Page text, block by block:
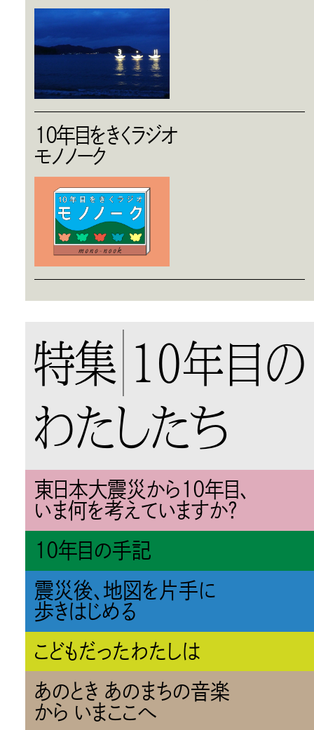
10年目をきくラジオ
モノノーク
特集 10年目の
わたしたち
東日本大震災から10年目、
いま何を考えていますか？
10年目の手記
震災後、地図を片手に
歩きはじめる
こどもだったわたしは
あのとき あのまちの音楽
から いまここへ